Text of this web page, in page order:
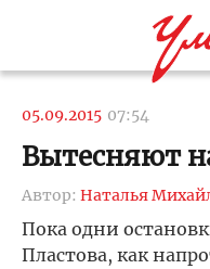
05.09.2015 07:54
Вытесняют
Автор: Наталья
Пока одни
Пластова, как